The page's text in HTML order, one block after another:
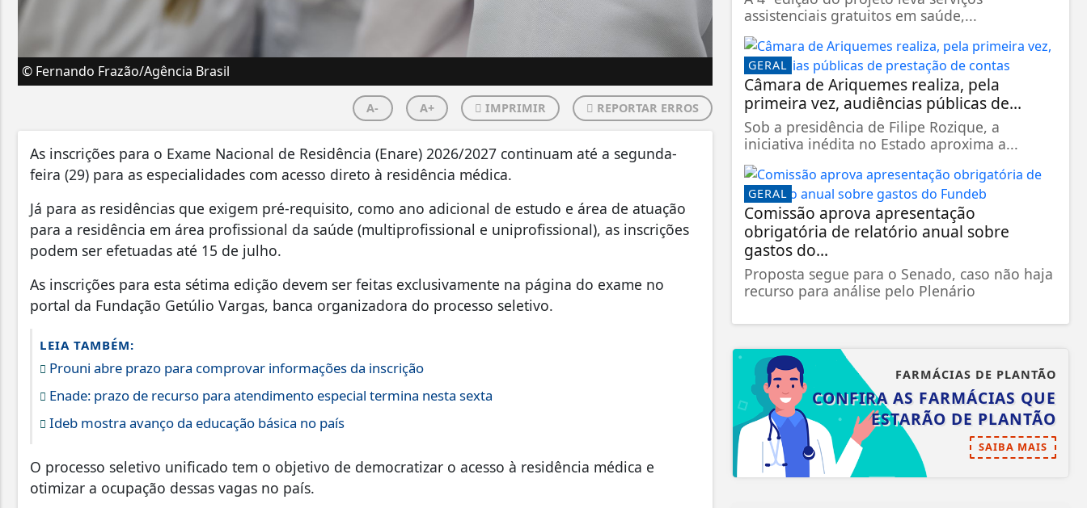
© Fernando Frazão/Agência Brasil
A- A+ IMPRIMIR REPORTAR ERROS
As inscrições para o Exame Nacional de Residência (Enare) 2026/2027 continuam até a segunda-
feira (29) para as especialidades com acesso direto à residência médica.
Já para as residências que exigem pré-requisito, como ano adicional de estudo e área de atuação
para a residência em área profissional da saúde (multiprofissional e uniprofissional), as inscrições
podem ser efetuadas até 15 de julho.
As inscrições para esta sétima edição devem ser feitas exclusivamente na página do exame no
portal da Fundação Getúlio Vargas, banca organizadora do processo seletivo.
LEIA TAMBÉM:
Prouni abre prazo para comprovar informações da inscrição
Enade: prazo de recurso para atendimento especial termina nesta sexta
Ideb mostra avanço da educação básica no país
O processo seletivo unificado tem o objetivo de democratizar o acesso à residência médica e
otimizar a ocupação dessas vagas no país.
assistenciais gratuitos em saúde,...
GERAL
Câmara de Ariquemes realiza, pela
primeira vez, audiências públicas de...
Sob a presidência de Filipe Rozique, a
iniciativa inédita no Estado aproxima a...
GERAL
Comissão aprova apresentação
obrigatória de relatório anual sobre
gastos do...
Proposta segue para o Senado, caso não haja
recurso para análise pelo Plenário
FARMÁCIAS DE PLANTÃO
CONFIRA AS FARMÁCIAS QUE
ESTARÃO DE PLANTÃO
SAIBA MAIS